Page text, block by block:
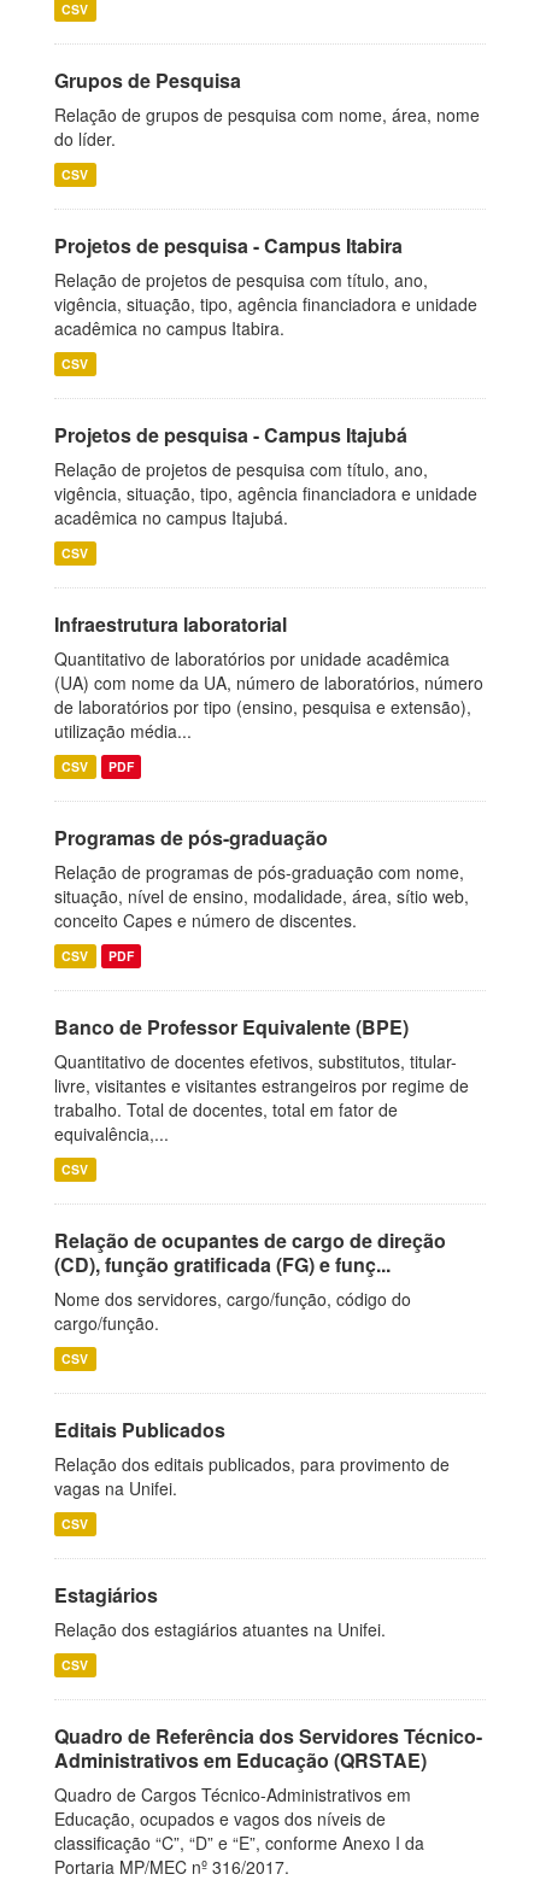
CSV
Grupos de Pesquisa
Relação de grupos de pesquisa com nome, área, nome
do líder.
CSV
Projetos de pesquisa - Campus Itabira
Relação de projetos de pesquisa com título, ano,
vigência, situação, tipo, agência financiadora e unidade
acadêmica no campus Itabira.
CSV
Projetos de pesquisa - Campus Itajubá
Relação de projetos de pesquisa com título, ano,
vigência, situação, tipo, agência financiadora e unidade
acadêmica no campus Itajubá.
CSV
Infraestrutura laboratorial
Quantitativo de laboratórios por unidade acadêmica
(UA) com nome da UA, número de laboratórios, número
de laboratórios por tipo (ensino, pesquisa e extensão),
utilização média...
CSV PDF
Programas de pós-graduação
Relação de programas de pós-graduação com nome,
situação, nível de ensino, modalidade, área, sítio web,
conceito Capes e número de discentes.
CSV PDF
Banco de Professor Equivalente (BPE)
Quantitativo de docentes efetivos, substitutos, titular-
livre, visitantes e visitantes estrangeiros por regime de
trabalho. Total de docentes, total em fator de
equivalência,...
CSV
Relação de ocupantes de cargo de direção
(CD), função gratificada (FG) e funç...
Nome dos servidores, cargo/função, código do
cargo/função.
CSV
Editais Publicados
Relação dos editais publicados, para provimento de
vagas na Unifei.
CSV
Estagiários
Relação dos estagiários atuantes na Unifei.
CSV
Quadro de Referência dos Servidores Técnico-
Administrativos em Educação (QRSTAE)
Quadro de Cargos Técnico-Administrativos em
Educação, ocupados e vagos dos níveis de
classificação “C”, “D” e “E”, conforme Anexo I da
Portaria MP/MEC nº 316/2017.